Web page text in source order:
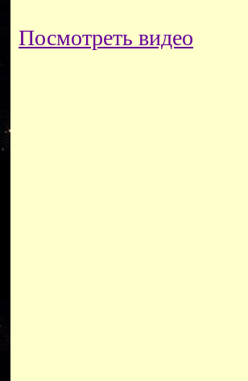
Посмотреть видео